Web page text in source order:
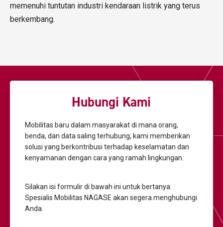
memenuhi tuntutan industri kendaraan listrik yang terus
berkembang.
Hubungi Kami
Mobilitas baru dalam masyarakat di mana orang,
benda, dan data saling terhubung, kami memberikan
solusi yang berkontribusi terhadap keselamatan dan
kenyamanan dengan cara yang ramah lingkungan.
Silakan isi formulir di bawah ini untuk bertanya.
Spesialis Mobilitas NAGASE akan segera menghubungi
Anda.